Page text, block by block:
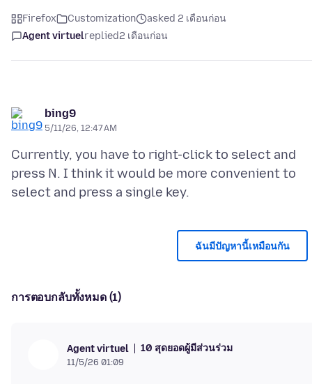
Firefox Customization
asked 2 เดือนก่อน
Agent virtuelreplied2 เดือนก่อน
bing9
5/11/26, 12:47 AM
Currently, you have to right-click to select and
press N. I think it would be more convenient to
ฉันมีปัญหานี้เหมือนกัน
การตอบกลับทั้งหมด (1)
Agent virtuel 10 สุดยอดผู้มีส่วนร่วม
11/5/26 01:09